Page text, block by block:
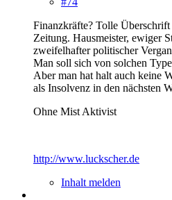
Finanzkräfte? Tolle
Zeitung. Hausmeister, ewiger
zweifelhafter politischer
Man soll sich von solchen
Aber man hat halt auch keine
als Insolvenz in den nächsten
Ohne Mist Aktivist
http://www.luckscher.de
Inhalt melden